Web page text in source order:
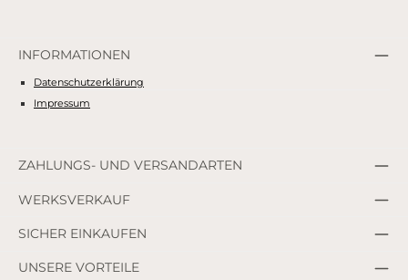
INFORMATIONEN
Datenschutzerklärung
Impressum
ZAHLUNGS- UND VERSANDARTEN
WERKSVERKAUF
SICHER EINKAUFEN
UNSERE VORTEILE